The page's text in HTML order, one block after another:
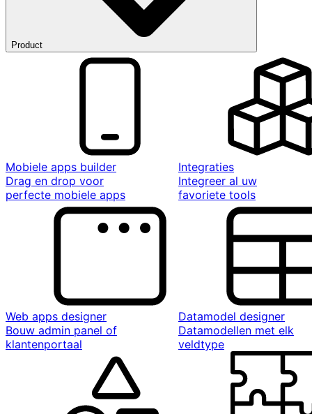
Product
Mobiele apps builder
Drag en drop voor
perfecte mobiele apps
Integraties
Integreer al uw
favoriete tools
Web apps designer
Bouw admin panel of
klantenportaal
Datamodel designer
Datamodellen met elk
veldtype